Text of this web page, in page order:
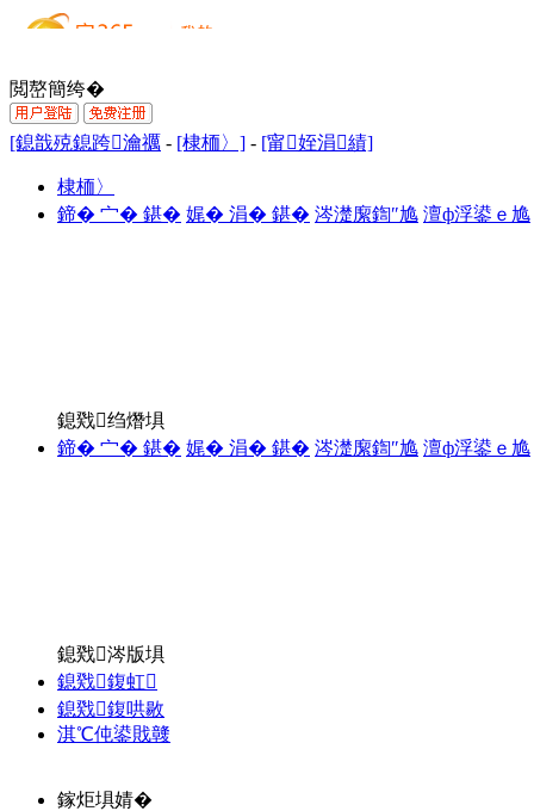
閲嶅簡绔�
[鎴戠殑鎴跨瀹禲 - [棣栭〉] - [甯姪涓績]
棣栭〉
鍗� 宀� 鍖� 娓� 涓� 鍖� 涔濋緳鍧″尯 澶ф浮鍙ｅ尯
鎴戣绉熸埧
鍗� 宀� 鍖� 娓� 涓� 鍖� 涔濋緳鍧″尯 澶ф浮鍙ｅ尯
鎴戣涔版埧
鎴戣鍑虹
鎴戣鍑哄敭
淇℃伅鍙戝竷
鎵炬埧婧�